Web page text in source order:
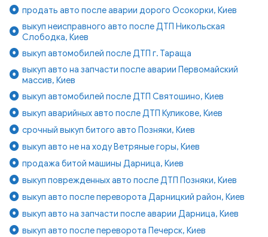
продать авто после аварии дорого Осокорки, Киев
выкуп неисправного авто после ДТП Никольская
Слободка, Киев
выкуп автомобилей после ДТП г. Тараща
выкуп авто на запчасти после аварии Первомайский
массив, Киев
выкуп автомобилей после ДТП Святошино, Киев
выкуп аварийных авто после ДТП Куликове, Киев
срочный выкуп битого авто Позняки, Киев
выкуп авто не на ходу Ветряные горы, Киев
продажа битой машины Дарница, Киев
выкуп поврежденных авто после ДТП Позняки, Киев
выкуп авто после переворота Дарницкий район, Киев
выкуп авто на запчасти после аварии Дарница, Киев
выкуп авто после переворота Печерск, Киев